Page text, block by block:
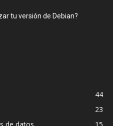
tu versión de Debian?
44
23